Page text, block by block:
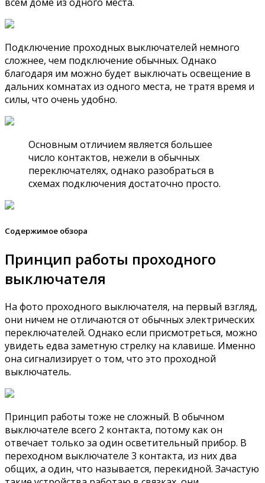
Подключение проходных выключателей немного
сложнее, чем подключение обычных. Однако
благодаря им можно будет выключать освещение в
дальних комнатах из одного места, не тратя время и
силы, что очень удобно.
Основным отличием является большее
число контактов, нежели в обычных
переключателях, однако разобраться в
схемах подключения достаточно просто.
Содержимое обзора
Принцип работы проходного
выключателя
На фото проходного выключателя, на первый взгляд,
они ничем не отличаются от обычных электрических
переключателей. Однако если присмотреться, можно
увидеть едва заметную стрелку на клавише. Именно
она сигнализирует о том, что это проходной
выключатель.
Принцип работы тоже не сложный. В обычном
выключателе всего 2 контакта, потому как он
отвечает только за один осветительный прибор. В
переходном выключателе 3 контакта, из них два
общих, а один, что называется, перекидной. Зачастую